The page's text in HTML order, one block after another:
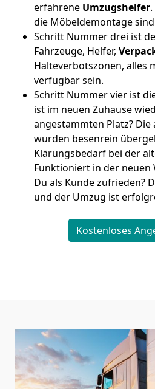
erfahrene Umzugshelfer
die Möbeldemontage
Schritt Nummer drei ist
Fahrzeuge, Helfer,
Halteverbotszonen, alles
verfügbar sein.
Schritt Nummer vier ist
ist im neuen Zuhause
angestammten Platz? Die
wurden besenrein
Klärungsbedarf bei der
Funktioniert in der neuen
Du als Kunde zufrieden?
und der Umzug ist
Kostenloses